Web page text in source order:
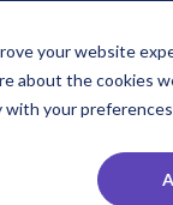
your website
about the cookies
your